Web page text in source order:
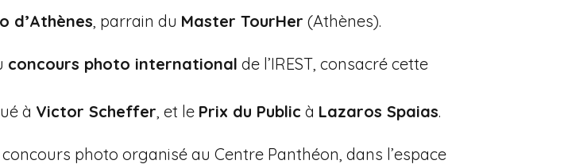
d’Athènes, parrain du Master TourHer (Athènes).
concours photo international de l’IREST, consacré cette
à Victor Scheffer, et le Prix du Public à Lazaros Spaias.
photo organisé au Centre Panthéon, dans l’espace